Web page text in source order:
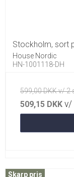
Stockholm, sort
House Nordic
HN-1001118-DH
599,00 DKK v/ 2
509,15 DKK v/
Skarp pris